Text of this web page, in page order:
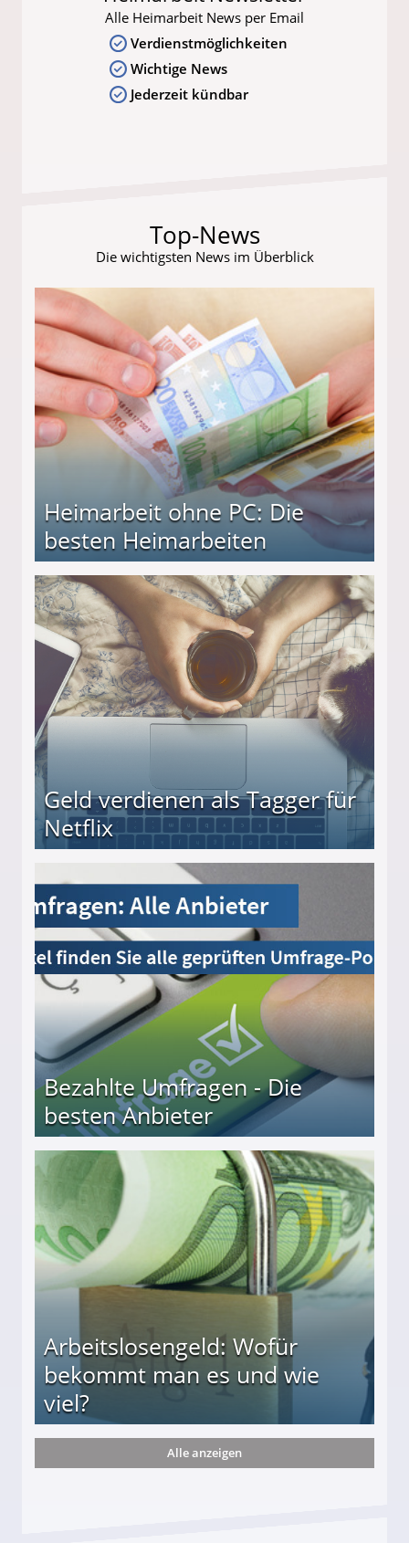
Alle Heimarbeit News per Email
Verdienstmöglichkeiten
Wichtige News
Jederzeit kündbar
Top-News
Die wichtigsten News im Überblick
Heimarbeit ohne PC: Die
besten Heimarbeiten
Geld verdienen als Tagger für
Netflix
Bezahlte Umfragen - Die
besten Anbieter
Arbeitslosengeld: Wofür
bekommt man es und wie
viel?
und wie viel?
Alle anzeigen